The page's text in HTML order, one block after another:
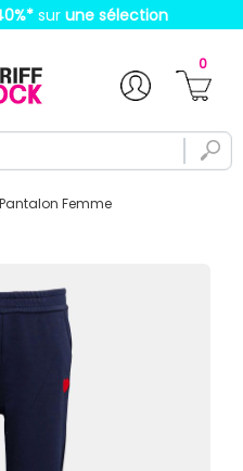
* sur une sélection
0
Pantalon Femme